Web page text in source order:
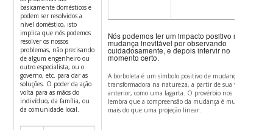
basicamente domésticos e
podem ser resolvidos a
nível doméstico, isto
implica que nós podemos
resolver os nossos
problemas, não precisando
de algum engenheiro ou
outro especialista, ou o
governo, etc. para dar as
soluções. O poder da ação
volta para as mãos do
indivíduo, da família, ou
da comunidade local.
Nós podemos ter um impacto positivo na
mudança inevitável por observando
cuidadosamente, e depois intervir no
momento certo.
A borboleta é um símbolo positivo de mudança
transformadora na natureza, a partir de sua vida
anterior, como uma lagarta. O provérbio nos
lembra que a compreensão da mudança é muito
mais do que uma projeção linear.